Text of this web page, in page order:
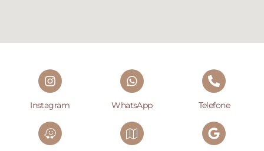
Instagram WhatsApp Telefone